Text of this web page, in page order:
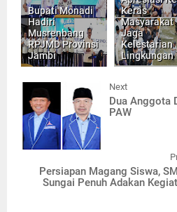
Bupati Monadi
Hadiri
Musrenbang
RPJMD Provinsi
Jambi
Keras
Masyarakat
Jaga
Kelestarian
Lingkungan
Next
Dua Anggota
PAW
Persiapan Magang Siswa,
Sungai Penuh Adakan